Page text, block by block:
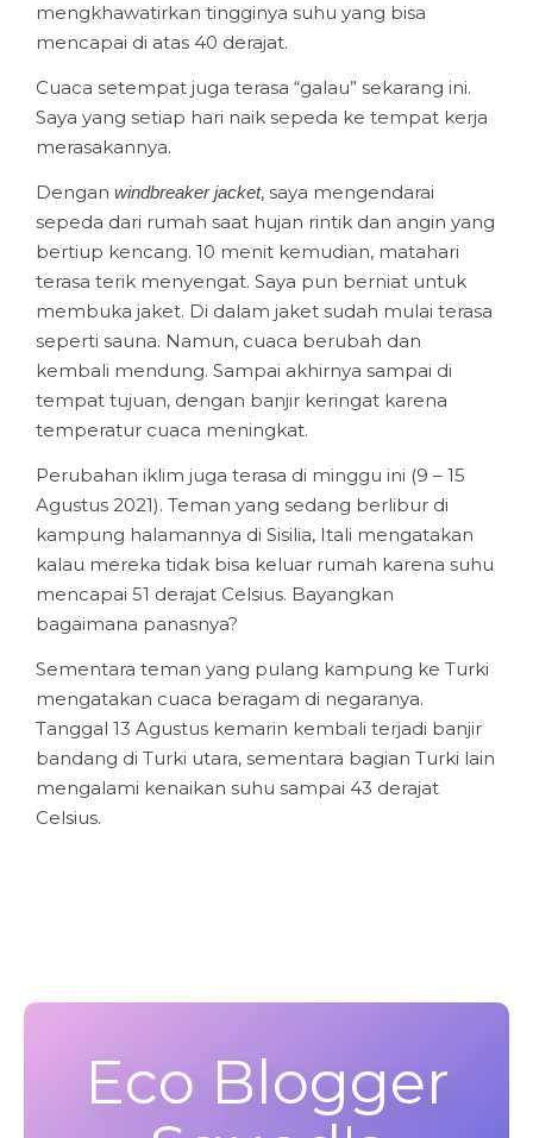
mengkhawatirkan tingginya suhu yang bisa
mencapai di atas 40 derajat.
Cuaca setempat juga terasa “galau” sekarang ini.
Saya yang setiap hari naik sepeda ke tempat kerja
merasakannya.
Dengan windbreaker jacket, saya mengendarai
sepeda dari rumah saat hujan rintik dan angin yang
bertiup kencang. 10 menit kemudian, matahari
terasa terik menyengat. Saya pun berniat untuk
membuka jaket. Di dalam jaket sudah mulai terasa
seperti sauna. Namun, cuaca berubah dan
kembali mendung. Sampai akhirnya sampai di
tempat tujuan, dengan banjir keringat karena
temperatur cuaca meningkat.
Perubahan iklim juga terasa di minggu ini (9 – 15
Agustus 2021). Teman yang sedang berlibur di
kampung halamannya di Sisilia, Itali mengatakan
kalau mereka tidak bisa keluar rumah karena suhu
mencapai 51 derajat Celsius. Bayangkan
bagaimana panasnya?
Sementara teman yang pulang kampung ke Turki
mengatakan cuaca beragam di negaranya.
Tanggal 13 Agustus kemarin kembali terjadi banjir
bandang di Turki utara, sementara bagian Turki lain
mengalami kenaikan suhu sampai 43 derajat
Celsius.
Eco Blogger